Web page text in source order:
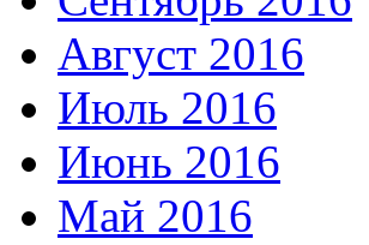
Август 2016
Июль 2016
Июнь 2016
Май 2016